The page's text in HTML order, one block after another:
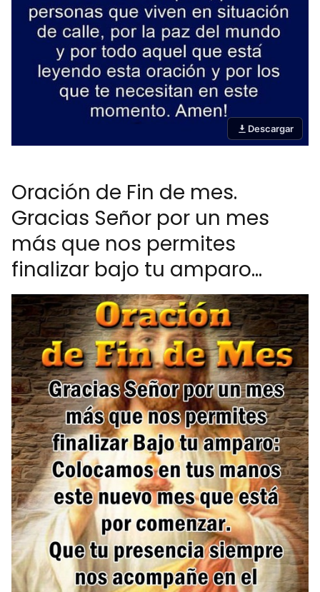
Descargar
Oración de Fin de mes.
Gracias Señor por un mes
más que nos permites
finalizar bajo tu amparo...